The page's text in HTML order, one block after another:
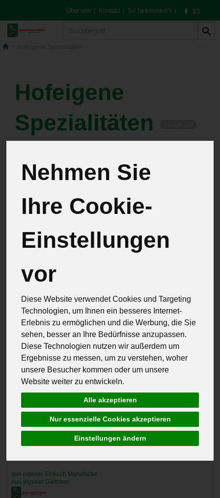
Nehmen Sie
Ihre Cookie-
Einstellungen
vor
Diese Website verwendet Cookies und Targeting
Technologien, um Ihnen ein besseres Internet-
Erlebnis zu ermöglichen und die Werbung, die Sie
sehen, besser an Ihre Bedürfnisse anzupassen.
Diese Technologien nutzen wir außerdem um
Ergebnisse zu messen, um zu verstehen, woher
unsere Besucher kommen oder um unsere
Website weiter zu entwickeln.
Alle akzeptieren
Nur essenzielle Cookies akzeptieren
Einstellungen ändern
Über uns | Kontakt | So funktioniert's |
Hofeigene
Spezialitäten
Pflanzen
Hersteller Allergene
aus eigener Einkoch Manufactur
Aus eigener Gärtnerei